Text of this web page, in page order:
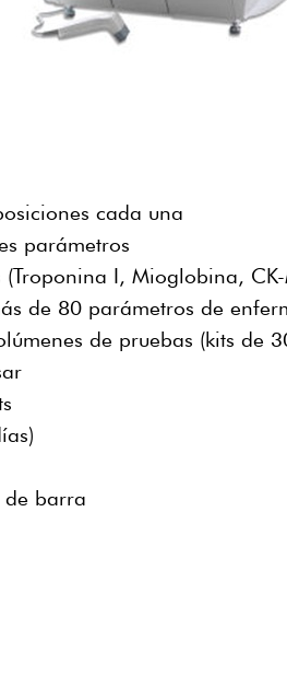
cada una
parámetros
I, Mioglobina, CK-
de 80 parámetros de
de pruebas (kits de
de barra